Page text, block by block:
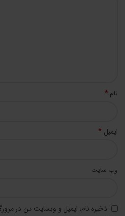
نام *
ایمیل *
وب‌ سایت
ذخیره نام، ایمیل و وبسایت من در